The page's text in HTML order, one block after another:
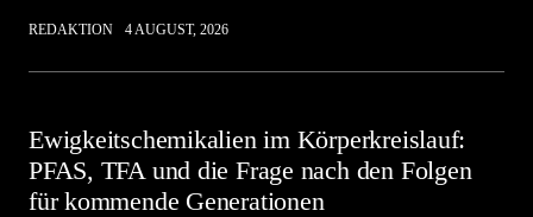
REDAKTION 4 AUGUST, 2026
Ewigkeitschemikalien im Körperkreislauf:
PFAS, TFA und die Frage nach den Folgen
für kommende Generationen